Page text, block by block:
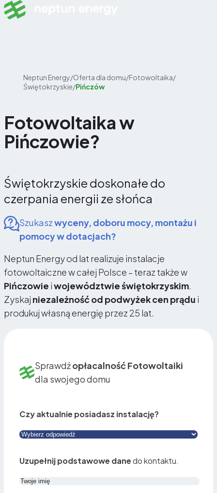
Skip to content
Neptun Energy/Oferta dla domu/Fotowoltaika/
Świętokrzyskie/Pińczów
Fotowoltaika w
Pińczowie?
Świętokrzyskie doskonałe do
czerpania energii ze słońca
Szukaszwyceny, doboru mocy, montażu i
pomocy w dotacjach?
Neptun Energy od lat realizuje instalacje
fotowoltaiczne w całej Polsce – teraz także w
Pińczowie iwojewództwie świętokrzyskim
Zyskaj niezależność od podwyżek cen prądu i
produkuj własną energię przez 25 lat.
Sprawdźopłacalność Fotowoltaiki
dla swojego domu
Czy aktualnie posiadasz instalację?
Uzupełnij podstawowe danedo kontaktu.